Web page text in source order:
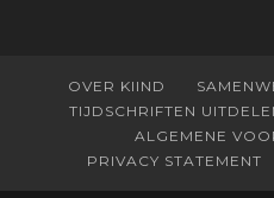
OVER KIIND
TIJDSCHRIFTEN
ALGEMENE
PRIVACY STATEMENT